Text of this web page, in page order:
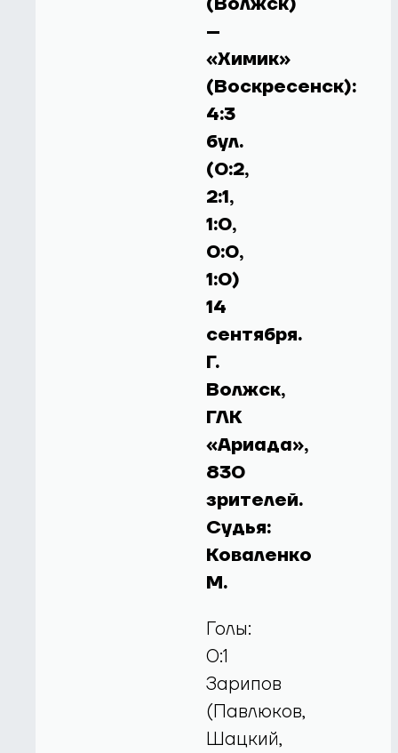
–
«Химик»
(Воскресенск):
4:3
бул.
(0:2,
2:1,
1:0,
0:0,
1:0)
14
сентября.
Г.
Волжск,
ГЛК
«Ариада»,
830
зрителей.
Судья:
Коваленко
М.
Голы:
0:1
Зарипов
(Павлюков,
Шацкий,